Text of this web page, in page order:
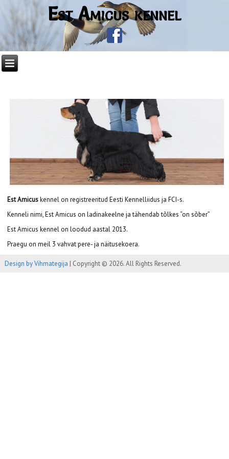
Est Amicus kennel
Est Amicuskennel on registreeritud Eesti Kennelliidus ja FCI-s.
Kenneli nimi, Est Amicus on ladinakeelne ja tähendab tõlkes “on sõber”
Est Amicus kennel on loodud aastal 2013.
Praegu on meil 3 vahvat pere- ja näitusekoera.
Design by Vihmategija | Copyright © 2026. All Rights Reserved.